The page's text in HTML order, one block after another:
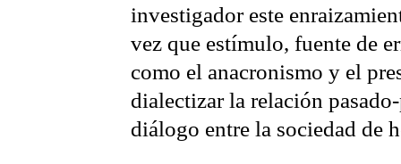
investigador este
vez que estímulo, fuente de
como el anacronismo y el
dialectizar la relación
diálogo entre la sociedad de